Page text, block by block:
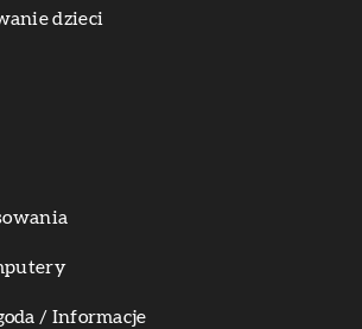
dzieci
/ Informacje